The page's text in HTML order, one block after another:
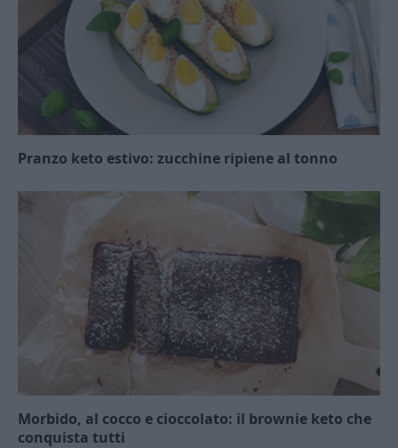
Pranzo keto estivo: zucchine ripiene al tonno
Morbido, al cocco e cioccolato: il brownie keto che
conquista tutti